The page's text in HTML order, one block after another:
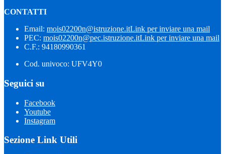
CONTATTI
Email: mois02200n@istruzione.itLink per inviare una mail
PEC: mois02200n@pec.istruzione.itLink per inviare una mail
C.F.: 94180990361
Cod. univoco: UFV4Y0
Seguici su
Facebook
Youtube
Instagram
Sezione Link Utili